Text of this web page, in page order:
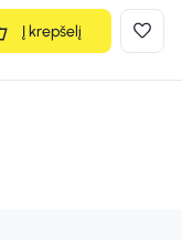
Į krepšelį